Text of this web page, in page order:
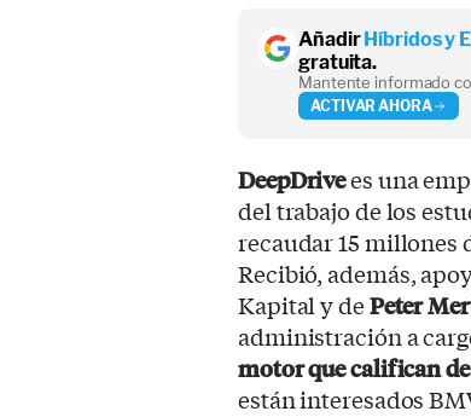
Añadir Híbridos y
gratuita.
Mantente informado
ACTIVAR AHORA
DeepDrivees una
del trabajo de los
recaudar 15 millones
Recibió, además,
Kapital y dePeter
administración a
motor que califican
están interesados